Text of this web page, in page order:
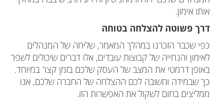
אותו אימון.
דרך פשוטה להצלחה בטוחה
כפי שכבר הזכרנו במהלך המאמר, שליחה של המנהלים
לאימון והנחייה של קבוצות עובדים, אלו דברים שיכולים לשפר
באופן דרמטי את המצב של העסק שלכם בזמן קצר במיוחד.
כך שבמידה וחשובה לכם ההצלחה של החברה שלכם, אנו
ממליצים בחום לשקול את האפשרות הזו.